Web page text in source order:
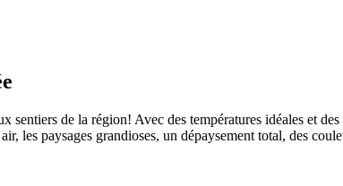
sentiers de la région! Avec des températures idéales et
les paysages grandioses, un dépaysement total, des